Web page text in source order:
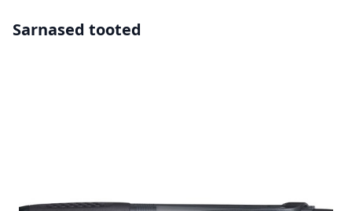
Sarnased tooted